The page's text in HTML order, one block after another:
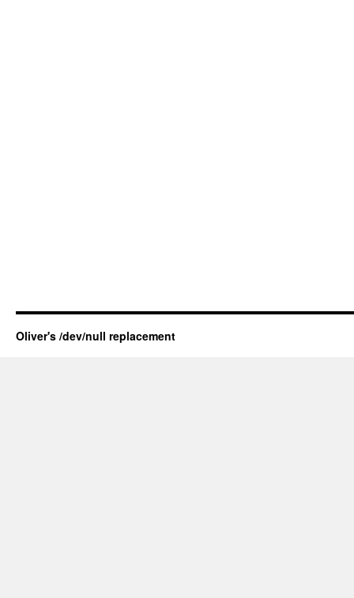
Oliver's /dev/null replacement